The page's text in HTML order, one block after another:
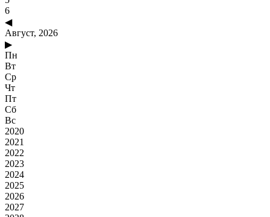
6
◀
Август, 2026
▶
Пн
Вт
Ср
Чт
Пт
Сб
Вс
2020
2021
2022
2023
2024
2025
2026
2027